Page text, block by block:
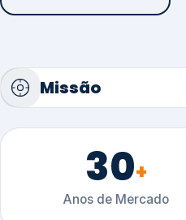
Missão
30+
Anos de Mercado